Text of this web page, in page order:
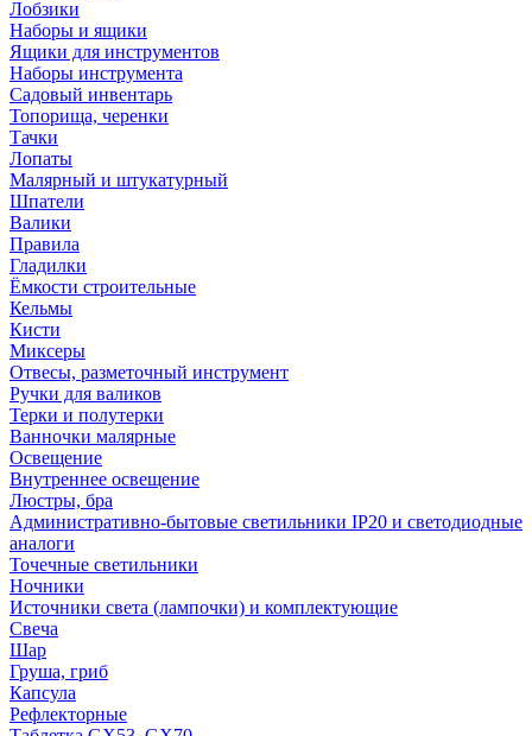
Лобзики
Наборы и ящики
Ящики для инструментов
Наборы инструмента
Садовый инвентарь
Топорища, черенки
Тачки
Лопаты
Малярный и штукатурный
Шпатели
Валики
Правила
Гладилки
Ёмкости строительные
Кельмы
Кисти
Миксеры
Отвесы, разметочный инструмент
Ручки для валиков
Терки и полутерки
Ванночки малярные
Освещение
Внутреннее освещение
Люстры, бра
Административно-бытовые светильники IP20 и светодиодные
аналоги
Точечные светильники
Ночники
Источники света (лампочки) и комплектующие
Свеча
Шар
Груша, гриб
Капсула
Рефлекторные